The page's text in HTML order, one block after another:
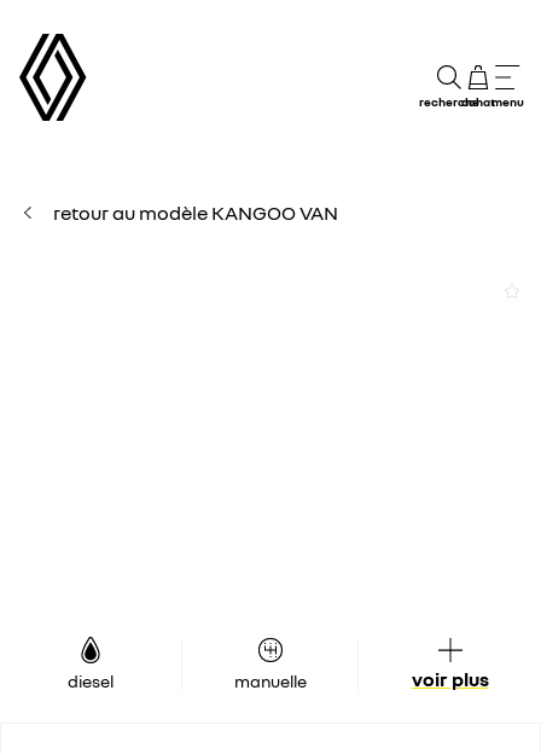
rechercheachatmenu
retour au modèle KANGOO VAN
diesel manuelle voir plus